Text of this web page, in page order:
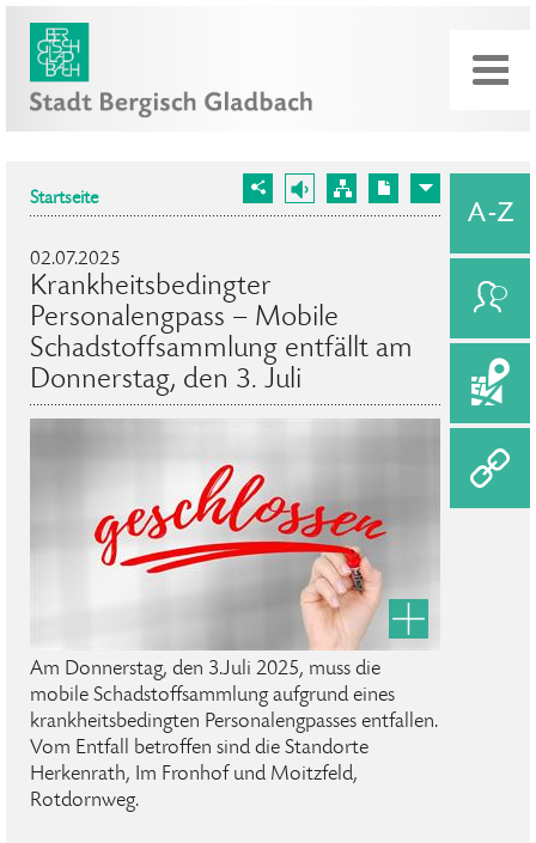
Startseite
02.07.2025
Krankheitsbedingter
Personalengpass – Mobile
Schadstoffsammlung entfällt am
Donnerstag, den 3. Juli
Am Donnerstag, den 3.Juli 2025, muss die
mobile Schadstoffsammlung aufgrund eines
krankheitsbedingten Personalengpasses entfallen.
Vom Entfall betroffen sind die Standorte
Herkenrath, Im Fronhof und Moitzfeld,
Rotdornweg.